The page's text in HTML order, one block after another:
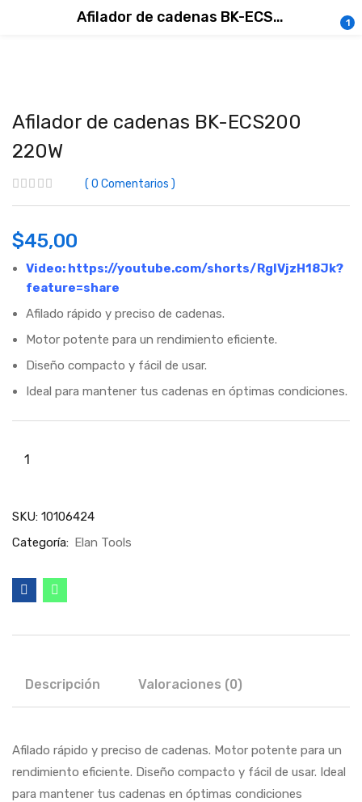
Afilador de cadenas BK-ECS200 220W 1
Afilador de cadenas BK-ECS200
220W
0 Comentarios
$45,00
Video: https://youtube.com/shorts/RgIVjzH18Jk?
feature=share
Afilado rápido y preciso de cadenas.
Motor potente para un rendimiento eficiente.
Diseño compacto y fácil de usar.
Ideal para mantener tus cadenas en óptimas condiciones.
SKU: 10106424
Categoría: Elan Tools
Descripción Valoraciones (0)
Afilado rápido y preciso de cadenas. Motor potente para un
rendimiento eficiente. Diseño compacto y fácil de usar. Ideal
para mantener tus cadenas en óptimas condiciones